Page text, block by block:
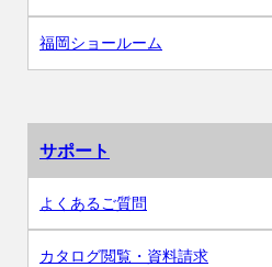
福岡ショールーム
サポート
よくあるご質問
カタログ閲覧・資料請求